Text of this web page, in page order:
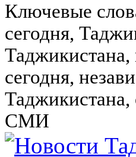
Ключевые
сегодня,
сегодня,
СМИ